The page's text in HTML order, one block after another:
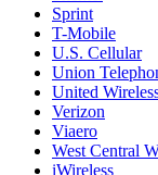
Sprint
T-Mobile
U.S. Cellular
Union
United
Verizon
Viaero
West Central
iWireless